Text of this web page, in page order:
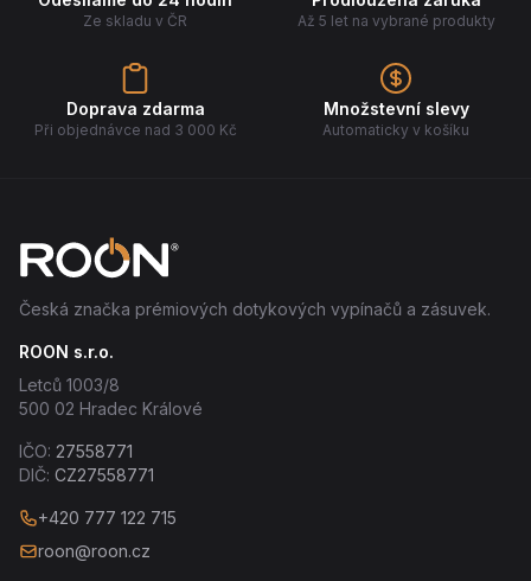
Ze skladu v ČR Až 5 let na vybrané produkty
Doprava zdarma
Při objednávce nad 3 000 Kč
Množstevní slevy
Automaticky v košíku
Česká značka prémiových dotykových vypínačů a zásuvek.
ROON s.r.o.
Letců 1003/8
500 02 Hradec Králové
IČO: 27558771
DIČ: CZ27558771
+420 777 122 715
roon@roon.cz